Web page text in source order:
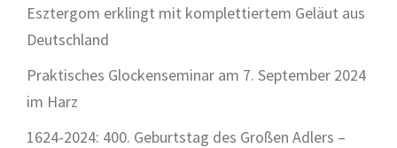
Esztergom erklingt mit komplettiertem Geläut aus
Deutschland
Praktisches Glockenseminar am 7. September 2024
im Harz
1624-2024: 400. Geburtstag des Großen Adlers –